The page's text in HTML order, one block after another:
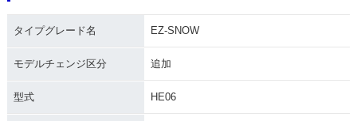
タイプグレード名 EZ-SNOW
モデルチェンジ区分 追加
型式 HE06